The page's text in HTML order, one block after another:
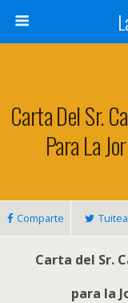
Carta Del Sr.
Para La
Comparte Tuitea
Carta del Sr.
para la